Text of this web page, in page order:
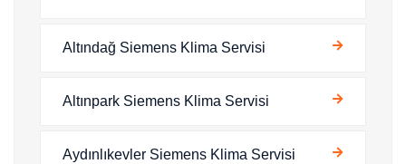
Altındağ Siemens Klima Servisi
Altınpark Siemens Klima Servisi
Aydınlıkevler Siemens Klima Servisi